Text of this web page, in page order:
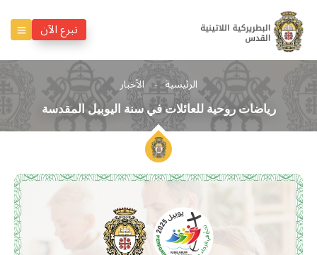
تبرع الآن
الرئيسية الأخبار
رياضات روحية للعائلات في سنة اليوبيل المقدسة